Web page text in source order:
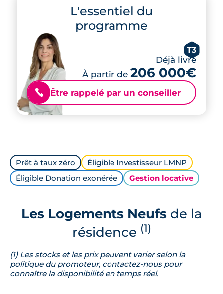
L'essentiel du
programme
T3
Déjà livré
À partir de 206 000€
📞 Être rappelé par un conseiller
Prêt à taux zéro
Éligible Investisseur LMNP
Éligible Donation exonérée
Gestion locative
Les Logements Neufsde la
résidence (1)
(1) Les stocks et les prix peuvent varier selon la
politique du promoteur, contactez-nous pour
connaître la disponibilité en temps réel.